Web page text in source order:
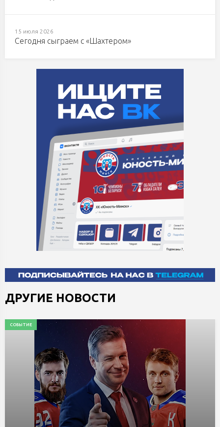
15 июля 2026
Сегодня сыграем с «Шахтером»
ДРУГИЕ НОВОСТИ
СОБЫТИЕ